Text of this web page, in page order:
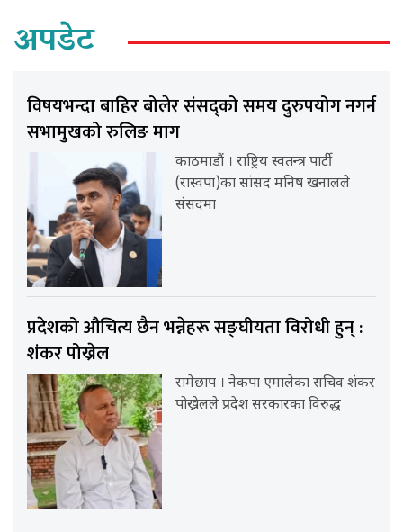
अपडेट
विषयभन्दा बाहिर बोलेर संसद्को समय दुरुपयोग नगर्न
सभामुखको रुलिङ माग
काठमाडौं । राष्ट्रिय स्वतन्त्र पार्टी
(रास्वपा)का सांसद मनिष खनालले
संसदमा
प्रदेशको औचित्य छैन भन्नेहरू सङ्घीयता विरोधी हुन् :
शंकर पोख्रेल
रामेछाप । नेकपा एमालेका सचिव शंकर
पोख्रेलले प्रदेश सरकारका विरुद्ध